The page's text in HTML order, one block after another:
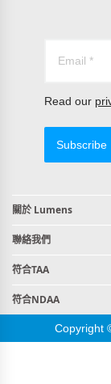
Read our
Subscribe
關於 Lumens
聯絡我們
符合TAA
符合NDAA
Copyright